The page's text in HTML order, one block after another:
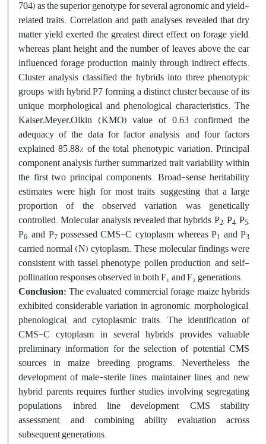
704) as the superior genotype for several agronomic and yield-
related traits. Correlation and path analyses revealed that dry
matter yield exerted the greatest direct effect on forage yield,
whereas plant height and the number of leaves above the ear
influenced forage production mainly through indirect effects.
Cluster analysis classified the hybrids into three phenotypic
groups, with hybrid P7 forming a distinct cluster because of its
unique morphological and phenological characteristics. The
Kaiser–Meyer–Olkin (KMO) value of 0.63 confirmed the
adequacy of the data for factor analysis, and four factors
explained 85.88% of the total phenotypic variation. Principal
component analysis further summarized trait variability within
the first two principal components. Broad-sense heritability
estimates were high for most traits, suggesting that a large
proportion of the observed variation was genetically
controlled. Molecular analysis revealed that hybrids P2, P4, P5,
P6, and P7possessed CMS-C cytoplasm, whereas P1 and P3
carried normal (N) cytoplasm. These molecular findings were
consistent with tassel phenotype, pollen production, and self-
pollination responses observed in both F₁ and F₂ generations.
Conclusion:The evaluated commercial forage maize hybrids
exhibited considerable variation in agronomic, morphological,
phenological, and cytoplasmic traits. The identification of
CMS-C cytoplasm in several hybrids provides valuable
preliminary information for the selection of potential CMS
sources in maize breeding programs. Nevertheless, the
development of male-sterile lines, maintainer lines, and new
hybrid parents requires further studies involving segregating
populations, inbred line development, CMS stability
assessment, and combining ability evaluation across
subsequent generations.